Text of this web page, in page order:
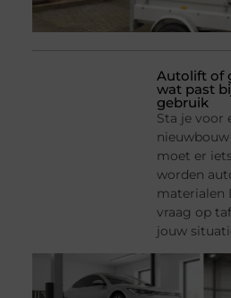
Autolift of
wat past
gebruik
Sta je voor
moet er
worden
materialen
vraag op
jouw